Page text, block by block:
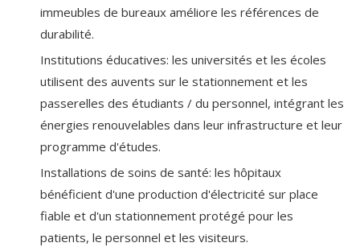
immeubles de bureaux améliore les références de
durabilité.
Institutions éducatives: les universités et les écoles
utilisent des auvents sur le stationnement et les
passerelles des étudiants / du personnel, intégrant les
énergies renouvelables dans leur infrastructure et leur
programme d'études.
Installations de soins de santé: les hôpitaux
bénéficient d'une production d'électricité sur place
fiable et d'un stationnement protégé pour les
patients, le personnel et les visiteurs.